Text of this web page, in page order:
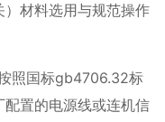
材料选用与规范操作
照国标gb4706.32标
置的电源线或连机信